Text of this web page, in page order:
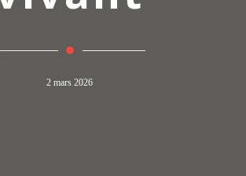
2 mars 2026